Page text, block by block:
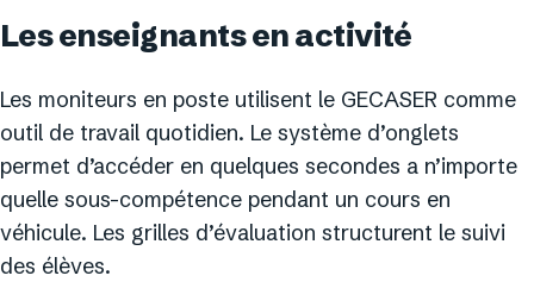
Les enseignants en activité
Les moniteurs en poste utilisent le GECASER comme
outil de travail quotidien. Le système d’onglets
permet d’accéder en quelques secondes a n’importe
quelle sous-compétence pendant un cours en
véhicule. Les grilles d’évaluation structurent le suivi
des élèves.